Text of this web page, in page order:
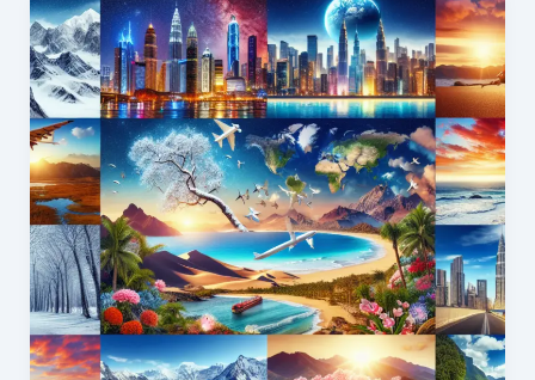
여
행
지
탐
방:
세
계
를
만
나
는
여
정